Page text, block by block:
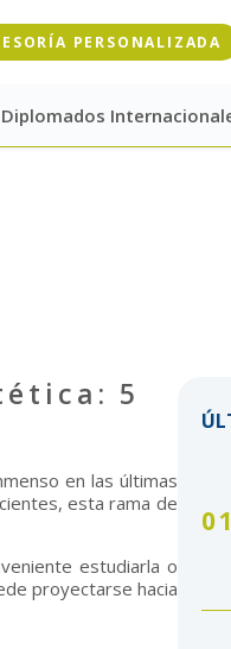
PERSONALIZADA
Diplomados
5
en las últimas
esta rama de
estudiarla o
proyectarse hacia